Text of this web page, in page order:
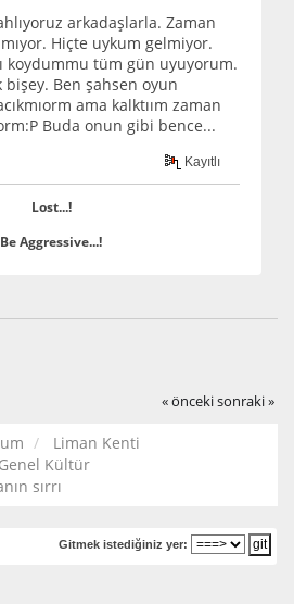
arkadaşlarla. Zaman
Hiçte uykum gelmiyor.
koydummu tüm gün uyuyorum.
Ben şahsen oyun
ama kalktıım zaman
Buda onun gibi bence...
Kayıtlı
Lost...!
Be Aggressive...!
« önceki sonraki »
Liman Kenti
Genel Kültür
sırrı
Gitmek istediğiniz yer: